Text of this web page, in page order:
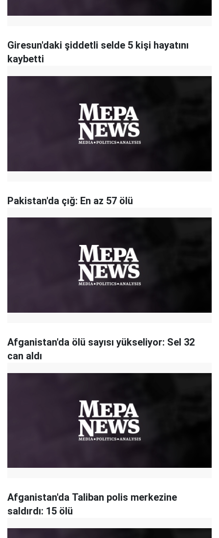
Giresun'daki şiddetli selde 5 kişi hayatını
kaybetti
Pakistan'da çığ: En az 57 ölü
Afganistan'da ölü sayısı yükseliyor: Sel 32
can aldı
Afganistan'da Taliban polis merkezine
saldırdı: 15 ölü